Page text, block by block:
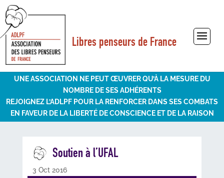
Libres penseurs de France
Sélectionner une page
UNE ASSOCIATION NE PEUT ŒUVRER QU’À LA MESURE DU
NOMBRE DE SES ADHÉRENTS
REJOIGNEZ L’ADLPF POUR LA RENFORCER DANS SES COMBATS
EN FAVEUR DE LA LIBERTÉ DE CONSCIENCE ET DE LA RAISON
Soutien à l’UFAL
3 Oct 2016